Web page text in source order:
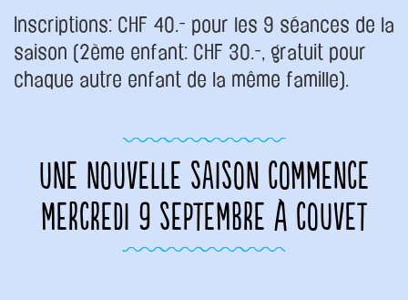
Inscriptions: CHF 40.- pour les 9 séances de la
saison (2ème enfant: CHF 30.-, gratuit pour
chaque autre enfant de la même famille).
UNE NOUVELLE SAISON COMMENCE
MERCREDI 9 SEPTEMBRE À COUVET